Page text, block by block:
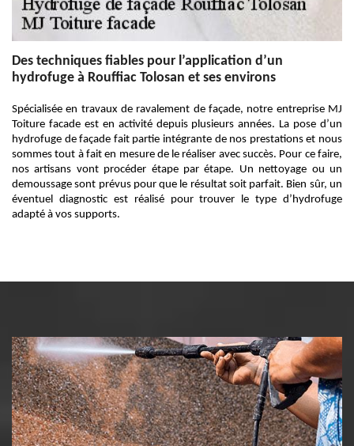
Des techniques fiables pour l’application d’un
hydrofuge à Rouffiac Tolosan et ses environs
Spécialisée en travaux de ravalement de façade, notre entreprise MJ
Toiture facade est en activité depuis plusieurs années. La pose d’un
hydrofuge de façade fait partie intégrante de nos prestations et nous
sommes tout à fait en mesure de le réaliser avec succès. Pour ce faire,
nos artisans vont procéder étape par étape. Un nettoyage ou un
demoussage sont prévus pour que le résultat soit parfait. Bien sûr, un
éventuel diagnostic est réalisé pour trouver le type d’hydrofuge
adapté à vos supports.